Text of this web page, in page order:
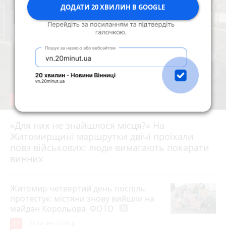
«Для них не знайшлося місця?» На
Житомирщині маршрутки двічі проїхали
повз військових: люди вимагають покарати
винних
17 липня 2026 р.
Житомир четвертий день поспіль
протестує: містяни знову вийшли на
майдан Корольова. ФОТО
ДОДАТИ 20 ХВИЛИН В GOOGLE